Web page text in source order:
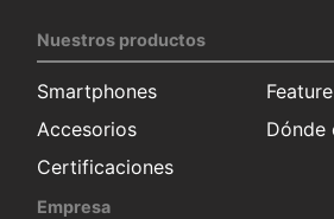
Nuestros productos
Smartphones
Accesorios
Dónde
Certificaciones
Empresa